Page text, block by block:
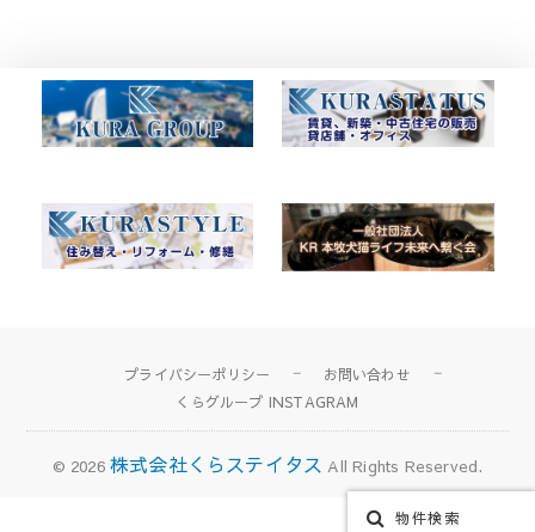
シ
ョ
物件検索
プライバシーポリシー
お問い合わせ
くらグループ INSTAGRAM
© 2026 株式会社くらステイタス All Rights Reserved.